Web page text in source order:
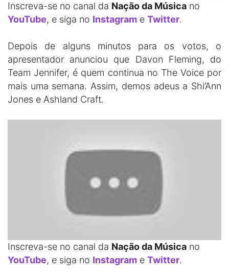
Inscreva-se no canal da Nação da Música no
YouTube, e siga no Instagram e Twitter.
Depois de alguns minutos para os votos, o
apresentador anunciou que Davon Fleming, do
Team Jennifer, é quem continua no The Voice por
mais uma semana. Assim, demos adeus a Shi’Ann
Jones e Ashland Craft.
Inscreva-se no canal da Nação da Música no
YouTube, e siga no Instagram e Twitter.